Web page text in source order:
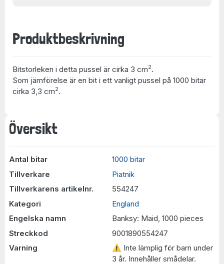
Översikt
Antal bitar
1000 bitar
Tillverkare
Piatnik
Tillverkarens artikelnr.
554247
Kategori
England
Engelska namn
Banksy: Maid, 1000 pieces
Streckkod
9001890554247
Varning
⚠ Inte lämplig för barn under
3 år. Innehåller smådelar.
Produktbeskrivning
Bitstorleken i detta pussel är cirka 3 cm2.
Som jämförelse är en bit i ett vanligt pussel på 1000 bitar
cirka 3,3 cm2.